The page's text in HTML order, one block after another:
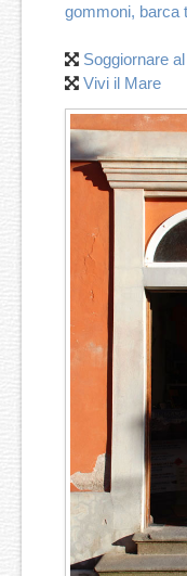
gommoni, barca
Soggiornare
Vivi il Mare